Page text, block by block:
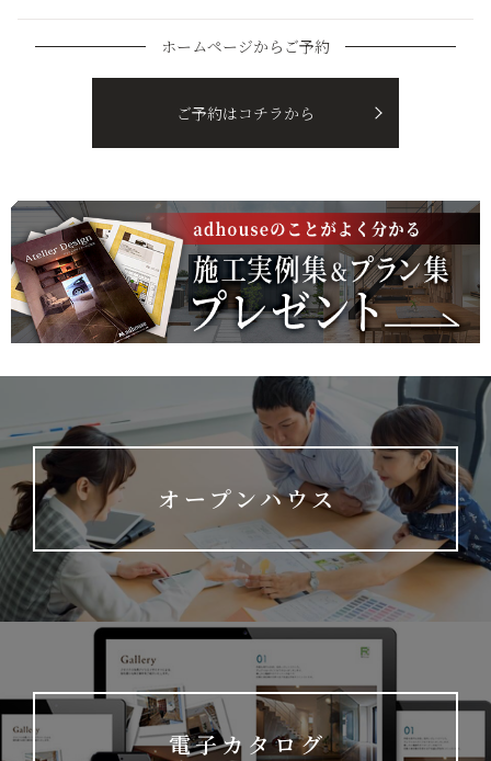
ホームページからご予約
ご予約はコチラから
オープンハウス
電子カタログ